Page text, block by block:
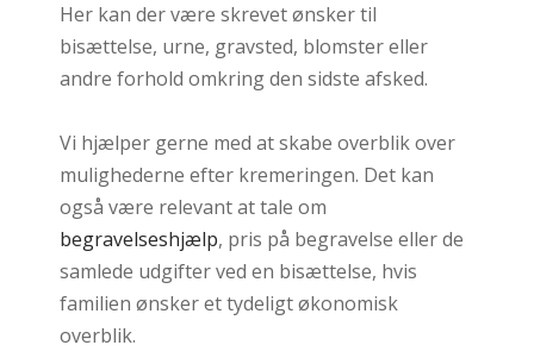
Her kan der være skrevet ønsker til
bisættelse, urne, gravsted, blomster eller
andre forhold omkring den sidste afsked.
Vi hjælper gerne med at skabe overblik over
mulighederne efter kremeringen. Det kan
også være relevant at tale om
begravelseshjælp, pris på begravelse eller de
samlede udgifter ved en bisættelse, hvis
familien ønsker et tydeligt økonomisk
overblik.